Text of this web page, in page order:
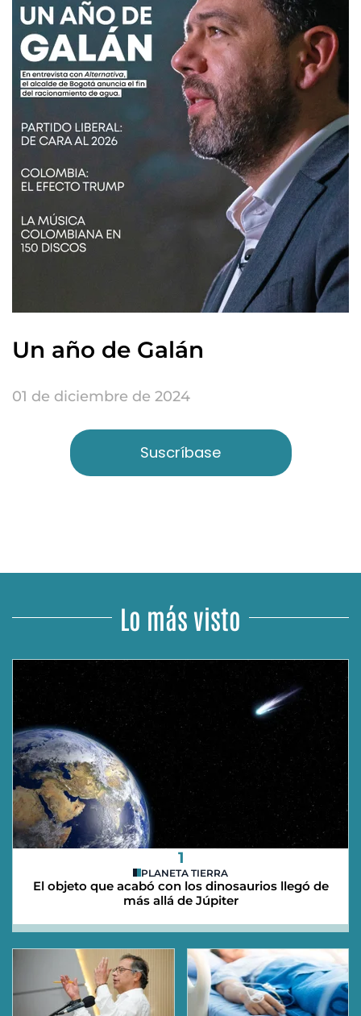
Un año de Galán
01 de diciembre de 2024
Suscríbase
Lo más visto
1
PLANETA TIERRA
El objeto que acabó con los dinosaurios llegó de
más allá de Júpiter